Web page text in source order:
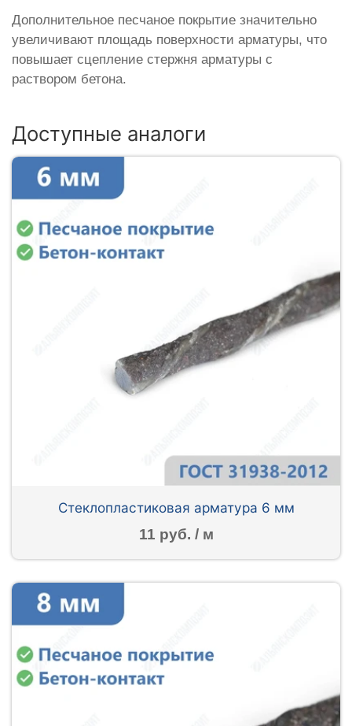
Дополнительное песчаное покрытие значительно
увеличивают площадь поверхности арматуры, что
повышает сцепление стержня арматуры с
раствором бетона.
Доступные аналоги
Стеклопластиковая арматура 6 мм
11 руб. / м